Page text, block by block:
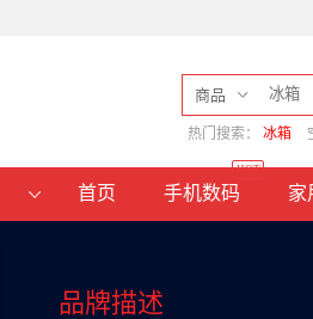
商品
热门搜索： 冰箱
首页 手机数码
HOT
家
品牌描述